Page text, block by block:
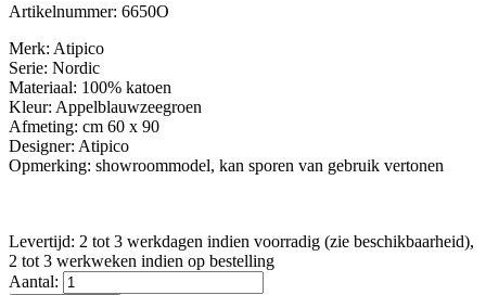
Artikelnummer: 6650O
Merk: Atipico
Serie: Nordic
Materiaal: 100% katoen
Kleur: Appelblauwzeegroen
Afmeting: cm 60 x 90
Designer: Atipico
Opmerking: showroommodel, kan sporen van gebruik vertonen
Levertijd: 2 tot 3 werkdagen indien voorradig (zie beschikbaarheid),
2 tot 3 werkweken indien op bestelling
Aantal: